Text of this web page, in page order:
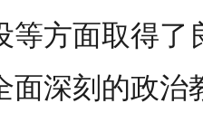
等方面取得
面深刻的政治